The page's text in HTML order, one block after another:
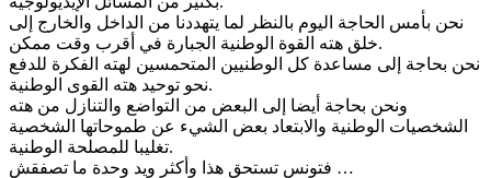
نحن بأمس الحاجة اليوم بالنظر لما يتهددنا من الداخل والخارج إلى
خلق هته القوة الوطنية الجبارة في أقرب وقت ممكن.
نحن بحاجة إلى مساعدة كل الوطنيين المتحمسين لهته الفكرة للدفع
نحو توحيد هته القوى الوطنية.
ونحن بحاجة أيضا إلى البعض من التواضع والتنازل من هته
الشخصيات الوطنية والابتعاد بعض الشيء عن طموحاتها الشخصية
تغليبا للمصلحة الوطنية.
فتونس تستحق هذا وأكثر ويد وحدة ما تصفقش …